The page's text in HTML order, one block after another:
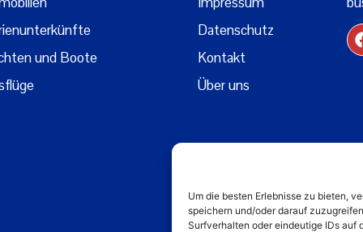
Um die besten Erlebnisse zu bieten,
speichern und/oder darauf
Surfverhalten oder eindeutige IDs auf
und Boote
Datenschutz
Kontakt
Über uns